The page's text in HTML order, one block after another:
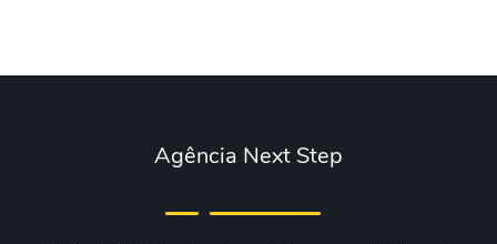
Agência Next Step